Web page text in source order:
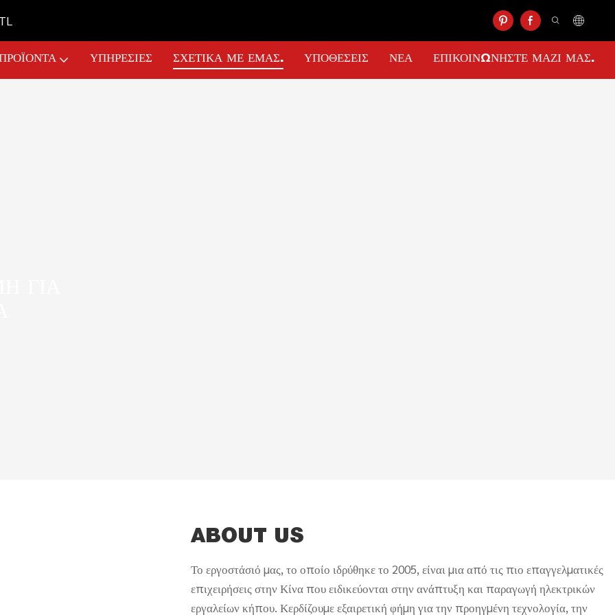
ΥΠΗΡΕΣΊΕΣ ΣΧΕΤΙΚΆ ΜΕ ΕΜΆΣ. ΥΠΟΘΈΣΕΙΣ ΝΈΑ ΕΠΙΚΟΙΝΩΝΉΣΤΕ ΜΑΖΊ ΜΑΣ.
ABOUT US
Το εργοστάσιό μας, το οποίο ιδρύθηκε το 2005, είναι μια από τις πιο επαγγελματικές
επιχειρήσεις στην Κίνα που ειδικεύονται στην ανάπτυξη και παραγωγή ηλεκτρικών
εργαλείων κήπου. Κερδίζουμε εξαιρετική φήμη για την προηγμένη τεχνολογία, την